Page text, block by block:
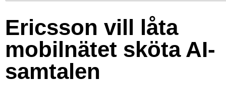
Ericsson vill låta
mobilnätet sköta AI-
samtalen